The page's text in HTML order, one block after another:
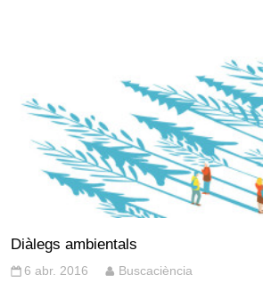
Diàlegs ambientals
6 abr. 2016 Buscaciència